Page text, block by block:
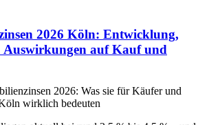
2026 Köln: Entwicklung,
Auswirkungen auf Kauf und
2026: Was sie für Käufer und
wirklich bedeuten